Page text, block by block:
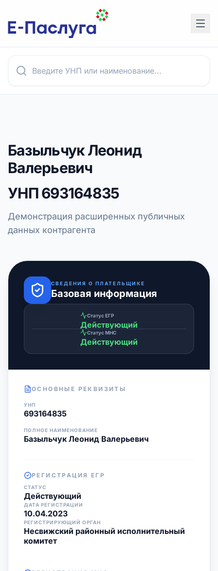
Базыльчук Леонид
Валерьевич
УНП693164835
Демонстрация расширенных публичных
данных контрагента
СВЕДЕНИЯ О ПЛАТЕЛЬЩИКЕ
Базовая информация
Статус ЕГР
Действующий
Статус МНС
Действующий
ОСНОВНЫЕ РЕКВИЗИТЫ
УНП
693164835
ПОЛНОЕ НАИМЕНОВАНИЕ
Базыльчук Леонид Валерьевич
РЕГИСТРАЦИЯ ЕГР
СТАТУС
Действующий
ДАТА РЕГИСТРАЦИИ
10.04.2023
РЕГИСТРИРУЮЩИЙ ОРГАН
Несвижский районный исполнительный
комитет